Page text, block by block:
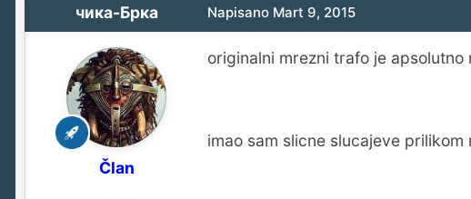
чика-Брка
Član
Napisano Mart 9, 2015
originalni mrezni trafo je apsolutno
imao sam slicne slucajeve prilikom